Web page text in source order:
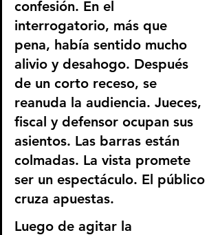
confesión. En el
interrogatorio, más que
pena, había sentido mucho
alivio y desahogo. Después
de un corto receso, se
reanuda la audiencia. Jueces,
fiscal y defensor ocupan sus
asientos. Las barras están
colmadas. La vista promete
ser un espectáculo. El público
cruza apuestas.
Luego de agitar la